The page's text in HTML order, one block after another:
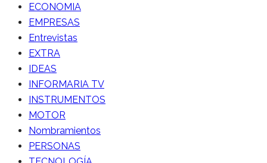
ECONOMIA
EMPRESAS
Entrevistas
EXTRA
IDEAS
INFORMARIA TV
INSTRUMENTOS
MOTOR
Nombramientos
PERSONAS